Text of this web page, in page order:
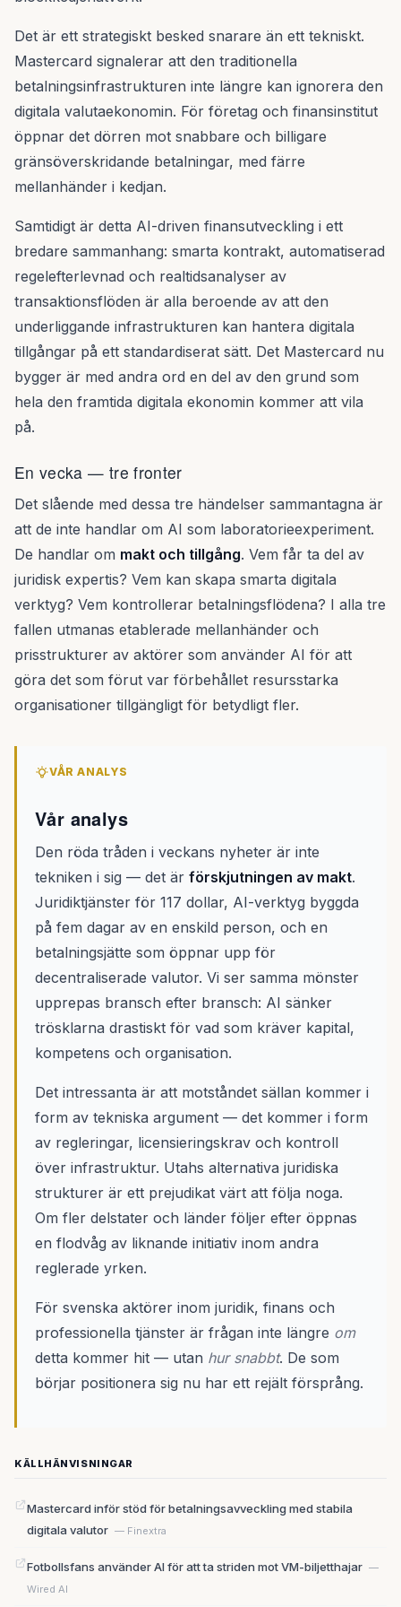
Det är ett strategiskt besked snarare än ett tekniskt.
Mastercard signalerar att den traditionella
betalningsinfrastrukturen inte längre kan ignorera den
digitala valutaekonomin. För företag och finansinstitut
öppnar det dörren mot snabbare och billigare
gränsöverskridande betalningar, med färre
mellanhänder i kedjan.
Samtidigt är detta AI-driven finansutveckling i ett
bredare sammanhang: smarta kontrakt, automatiserad
regelefterlevnad och realtidsanalyser av
transaktionsflöden är alla beroende av att den
underliggande infrastrukturen kan hantera digitala
tillgångar på ett standardiserat sätt. Det Mastercard nu
bygger är med andra ord en del av den grund som
hela den framtida digitala ekonomin kommer att vila
på.
En vecka — tre fronter
Det slående med dessa tre händelser sammantagna är
att de inte handlar om AI som laboratorieexperiment.
De handlar om makt och tillgång. Vem får ta del av
juridisk expertis? Vem kan skapa smarta digitala
verktyg? Vem kontrollerar betalningsflödena? I alla tre
fallen utmanas etablerade mellanhänder och
prisstrukturer av aktörer som använder AI för att
göra det som förut var förbehållet resursstarka
organisationer tillgängligt för betydligt fler.
VÅR ANALYS
Vår analys
Den röda tråden i veckans nyheter är inte
tekniken i sig — det är förskjutningen av makt.
Juridiktjänster för 117 dollar, AI-verktyg byggda
på fem dagar av en enskild person, och en
betalningsjätte som öppnar upp för
decentraliserade valutor. Vi ser samma mönster
upprepas bransch efter bransch: AI sänker
trösklarna drastiskt för vad som kräver kapital,
kompetens och organisation.
Det intressanta är att motståndet sällan kommer i
form av tekniska argument — det kommer i form
av regleringar, licensieringskrav och kontroll
över infrastruktur. Utahs alternativa juridiska
strukturer är ett prejudikat värt att följa noga.
Om fler delstater och länder följer efter öppnas
en flodvåg av liknande initiativ inom andra
reglerade yrken.
För svenska aktörer inom juridik, finans och
professionella tjänster är frågan inte längre om
detta kommer hit — utan hur snabbt. De som
börjar positionera sig nu har ett rejält försprång.
KÄLLHÄNVISNINGAR
Mastercard inför stöd för betalningsavveckling med stabila
digitala valutor — Finextra
Fotbollsfans använder AI för att ta striden mot VM-biljetthajar —
Wired AI